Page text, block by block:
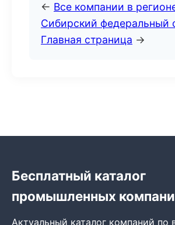
← Все компании в
Сибирский федеральный
Главная страница →
Бесплатный каталог
промышленных
Актуальный каталог компаний по